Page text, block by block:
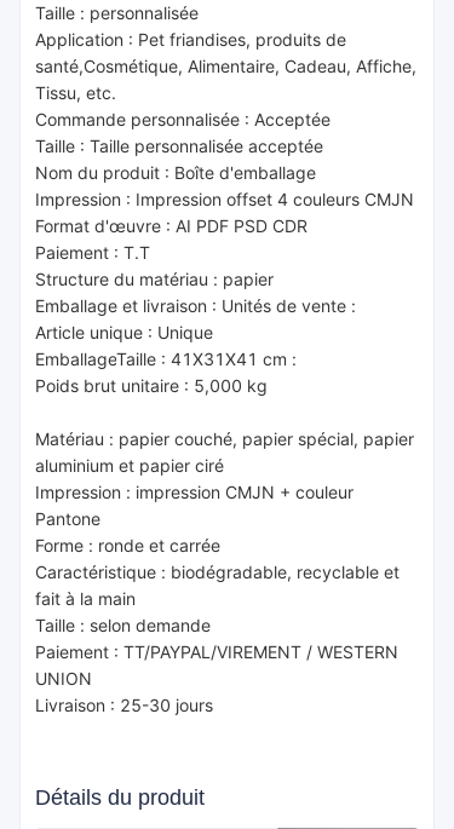
Taille : personnalisée
Application : Pet friandises, produits de
santé,Cosmétique, Alimentaire, Cadeau, Affiche,
Tissu, etc.
Commande personnalisée : Acceptée
Taille : Taille personnalisée acceptée
Nom du produit : Boîte d'emballage
Impression : Impression offset 4 couleurs CMJN
Format d'œuvre : AI PDF PSD CDR
Paiement : T.T
Structure du matériau : papier
Emballage et livraison : Unités de vente :
Article unique : Unique
EmballageTaille : 41X31X41 cm :
Poids brut unitaire : 5,000 kg
Matériau : papier couché, papier spécial, papier
aluminium et papier ciré
Impression : impression CMJN + couleur
Pantone
Forme : ronde et carrée
Caractéristique : biodégradable, recyclable et
fait à la main
Taille : selon demande
Paiement : TT/PAYPAL/VIREMENT / WESTERN
UNION
Livraison : 25-30 jours
Détails du produit